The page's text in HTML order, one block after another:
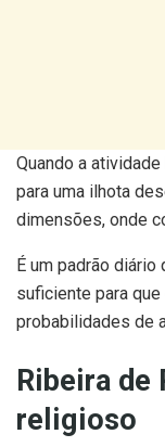
Quando a
para uma ilhota
dimensões, onde
É um padrão
suficiente para
probabilidades de
Ribeira de
religioso